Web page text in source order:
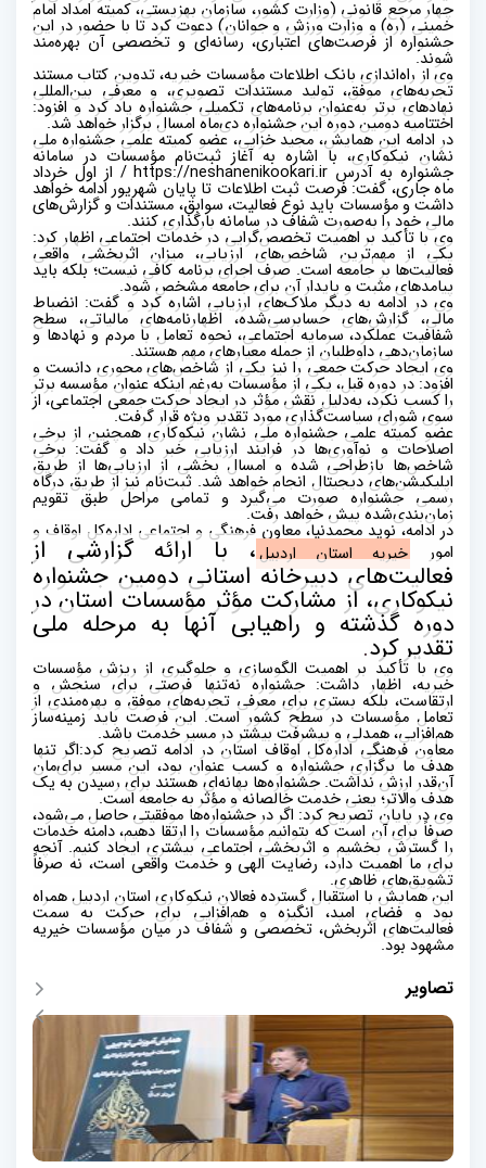
چهار مرجع قانونی (وزارت کشور، سازمان بهزیستی، کمیته امداد امام
خمینی (ره) و وزارت ورزش و جوانان) دعوت کرد تا با حضور در این
جشنواره از فرصت‌های اعتباری، رسانه‌ای و تخصصی آن بهره‌مند
شوند.
وی از راه‌اندازی بانک اطلاعات مؤسسات خیریه، تدوین کتاب مستند
تجربه‌های موفق، تولید مستندات تصویری، و معرفی بین‌المللی
نهاد‌های برتر به‌عنوان برنامه‌های تکمیلی جشنواره یاد کرد و افزود:
اختتامیه دومین دوره این جشنواره دی‌ماه امسال برگزار خواهد شد.
در ادامه این همایش، مجید خزایی، عضو کمیته علمی جشنواره ملی
نشان نیکوکاری، با اشاره به آغاز ثبت‌نام مؤسسات در سامانه
جشنواره به آدرس https://neshanenikookari.ir / از اول خرداد
ماه جاری، گفت: فرصت ثبت اطلاعات تا پایان شهریور ادامه خواهد
داشت و مؤسسات باید نوع فعالیت، سوابق، مستندات و گزارش‌های
مالی خود را به‌صورت شفاف در سامانه بارگذاری کنند.
وی با تأکید بر اهمیت تخصص‌گرایی در خدمات اجتماعی اظهار کرد:
یکی از مهم‌ترین شاخص‌های ارزیابی، میزان اثربخشی واقعی
فعالیت‌ها بر جامعه است. صرف اجرای برنامه کافی نیست؛ بلکه باید
پیامد‌های مثبت و پایدار آن برای جامعه مشخص شود.
وی در ادامه به دیگر ملاک‌های ارزیابی اشاره کرد و گفت: انضباط
مالی، گزارش‌های حسابرسی‌شده، اظهارنامه‌های مالیاتی، سطح
شفافیت عملکرد، سرمایه اجتماعی، نحوه تعامل با مردم و نهادها و
سازمان‌دهی داوطلبان از جمله معیار‌های مهم هستند.
وی ایجاد حرکت جمعی را نیز یکی از شاخص‌های محوری دانست و
افزود: در دوره قبل، یکی از مؤسسات به‌رغم اینکه عنوان مؤسسه برتر
را کسب نکرد، به‌دلیل نقش مؤثر در ایجاد حرکت جمعی اجتماعی، از
سوی شورای سیاست‌گذاری مورد تقدیر ویژه قرار گرفت.
عضو کمیته علمی جشنواره ملی نشان نیکوکاری همچنین از برخی
اصلاحات و نوآوری‌ها در فرایند ارزیابی خبر داد و گفت: برخی
شاخص‌ها بازطراحی شده و امسال بخشی از ارزیابی‌ها از طریق
اپلیکیشن‌های دیجیتال انجام خواهد شد. ثبت‌نام نیز از طریق درگاه
رسمی جشنواره صورت می‌گیرد و تمامی مراحل طبق تقویم
زمان‌بندی‌شده پیش خواهد رفت.
در ادامه، نوید محمدنیا، معاون فرهنگی و اجتماعی اداره‌کل اوقاف و
امور
خیریه استان اردبیل، با ارائه گزارشی از
فعالیت‌های دبیرخانه استانی دومین جشنواره
نیکوکاری، از مشارکت مؤثر مؤسسات استان در
دوره گذشته و راهیابی آنها به مرحله ملی
تقدیر کرد.
وی با تأکید بر اهمیت الگوسازی و جلوگیری از ریزش مؤسسات
خیریه، اظهار داشت: جشنواره نه‌تنها فرصتی برای سنجش و
ارتقاست، بلکه بستری برای معرفی تجربه‌های موفق و بهره‌مندی از
تعامل مؤسسات در سطح کشور است. این فرصت باید زمینه‌ساز
هم‌افزایی، همدلی و پیشرفت بیشتر در مسیر خدمت باشد.
معاون فرهنگی اداره‌کل اوقاف استان در ادامه تصریح کرد:اگر تنها
هدف ما برگزاری جشنواره و کسب عنوان بود، این مسیر برای‌مان
آن‌قدر ارزش نداشت. جشنواره‌ها بهانه‌ای هستند برای رسیدن به یک
هدف والاتر؛ یعنی خدمت خالصانه و مؤثر به جامعه است.
وی در پایان تصریح کرد: اگر در جشنواره‌ها موفقیتی حاصل می‌شود،
صرفاً برای آن است که بتوانیم مؤسسات را ارتقا دهیم، دامنه خدمات
را گسترش بخشیم و اثربخشی اجتماعی بیشتری ایجاد کنیم. آنچه
برای ما اهمیت دارد، رضایت الهی و خدمت واقعی است، نه صرفاً
تشویق‌های ظاهری.
این همایش با استقبال گسترده فعالان نیکوکاری استان اردبیل همراه
بود و فضای امید، انگیزه و هم‌افزایی برای حرکت به سمت
فعالیت‌های اثربخش، تخصصی و شفاف در میان مؤسسات خیریه
مشهود بود.
تصاویر